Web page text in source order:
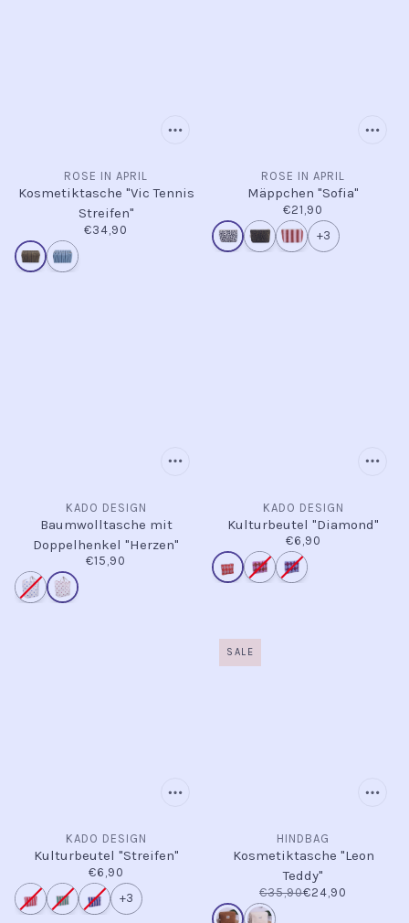
ROSE IN APRIL
Kosmetiktasche "Vic Tennis
Streifen"
€34,90
ROSE IN APRIL
Mäppchen "Sofia"
€21,90
+3
KADO DESIGN
Baumwolltasche mit
Doppelhenkel "Herzen"
€15,90
KADO DESIGN
Kulturbeutel "Diamond"
€6,90
KADO DESIGN
Kulturbeutel "Streifen"
€6,90
+3
SALE
HINDBAG
Kosmetiktasche "Leon
Teddy"
€35,90€24,90